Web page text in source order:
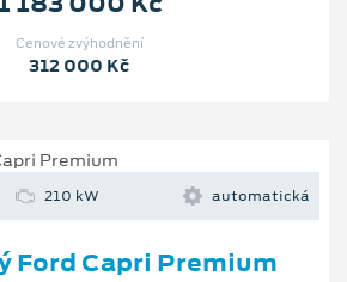
Cenové zvýhodnění
312 000 Kč
210 kW automatická
Ford Capri Premium